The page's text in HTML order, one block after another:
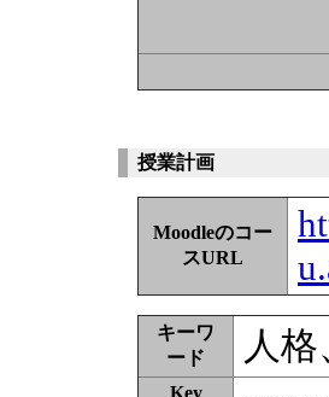
授業計画
Moodleのコー
スURL
キーワ
ード
人